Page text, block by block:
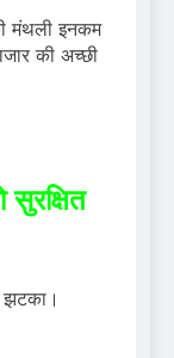
मंथली इनकम
की अच्छी